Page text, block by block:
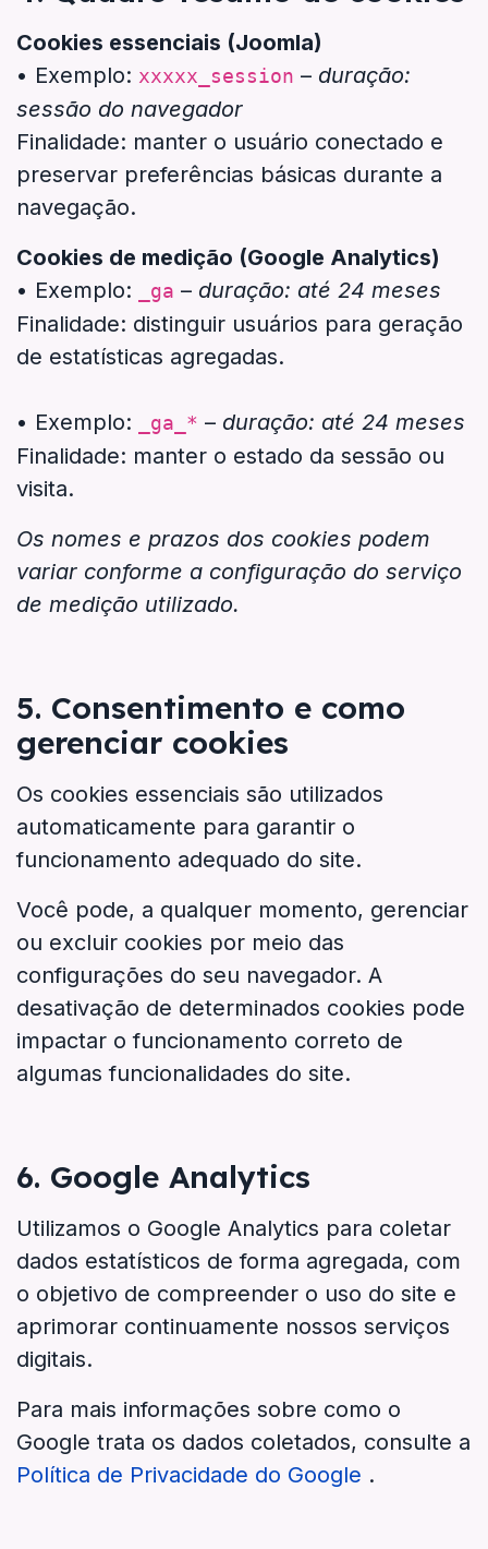
Cookies essenciais (Joomla)
• Exemplo: xxxxx_session – duração:
sessão do navegador
Finalidade: manter o usuário conectado e
preservar preferências básicas durante a
navegação.
Cookies de medição (Google Analytics)
• Exemplo:
_ga – duração: até 24 meses
Finalidade: distinguir usuários para geração
de estatísticas agregadas.
• Exemplo: _ga_* – duração: até 24 meses
Finalidade: manter o estado da sessão ou
visita.
Os nomes e prazos dos cookies podem
variar conforme a configuração do serviço
de medição utilizado.
5. Consentimento e como
gerenciar cookies
Os cookies essenciais são utilizados
automaticamente para garantir o
funcionamento adequado do site.
Você pode, a qualquer momento, gerenciar
ou excluir cookies por meio das
configurações do seu navegador. A
desativação de determinados cookies pode
impactar o funcionamento correto de
algumas funcionalidades do site.
6. Google Analytics
Utilizamos o Google Analytics para coletar
dados estatísticos de forma agregada, com
o objetivo de compreender o uso do site e
aprimorar continuamente nossos serviços
digitais.
Para mais informações sobre como o
Google trata os dados coletados, consulte a
Política de Privacidade do Google .